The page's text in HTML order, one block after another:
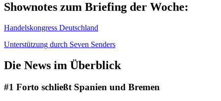
Shownotes zum Briefing der Woche:
Handelskongress Deutschland
Unterstützung durch Seven Senders
Die News im Überblick
#1 Forto schließt Spanien und Bremen